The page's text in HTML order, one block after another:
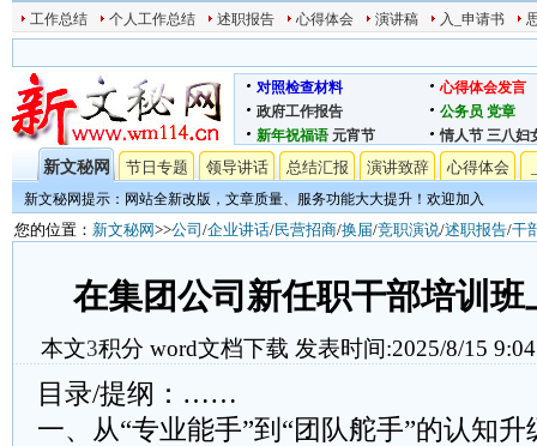
工作总结 个人工作总结 述职报告 心得体会 演讲稿 入_申请书
对照检查材料
心得体会发言
政府工作报告
公务员 党章
新年祝福语 元宵节 情人节 三八妇
新文秘网 节日专题 领导讲话 总结汇报 演讲致辞 心得体会
新文秘网提示：网站全新改版，文章质量、服务功能大大提升！欢迎加入
您的位置： 新文秘网>>公司 /企业讲话/民营招商/换届/竞职演说/述职报告/干
在集团公司新任职干部培训班
本文3积分 word文档下载 发表时间:2025/8/15
目录/提纲：……
一、从“专业能手”到“团队舵手”的认知升